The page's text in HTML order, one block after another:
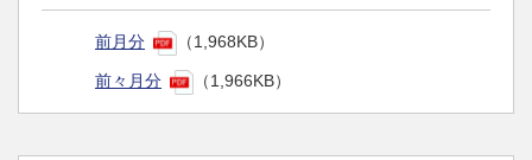
前月分 （1,968KB）
前々月分 （1,966KB）